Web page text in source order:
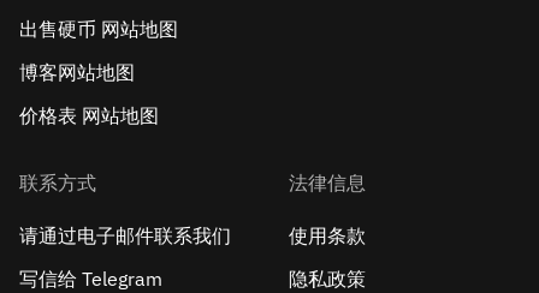
出售硬币 网站地图
博客网站地图
价格表 网站地图
联系方式
请通过电子邮件联系我们
写信给 Telegram
法律信息
使用条款
隐私政策